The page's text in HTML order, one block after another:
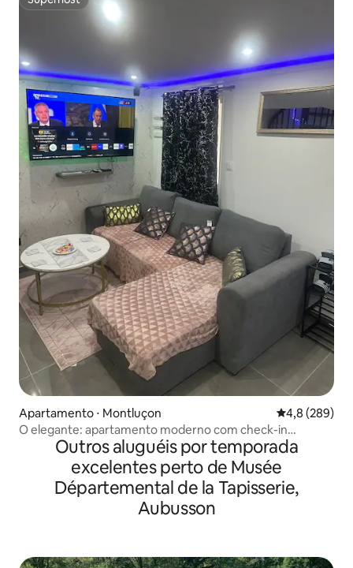
Superhost
Apartamento ⋅ Montluçon 4,8 de uma
4,8 (289)
O elegante: apartamento moderno com check-in
autônomoOutros aluguéis por temporada
excelentes perto de Musée
Départemental de la Tapisserie,
Aubusson